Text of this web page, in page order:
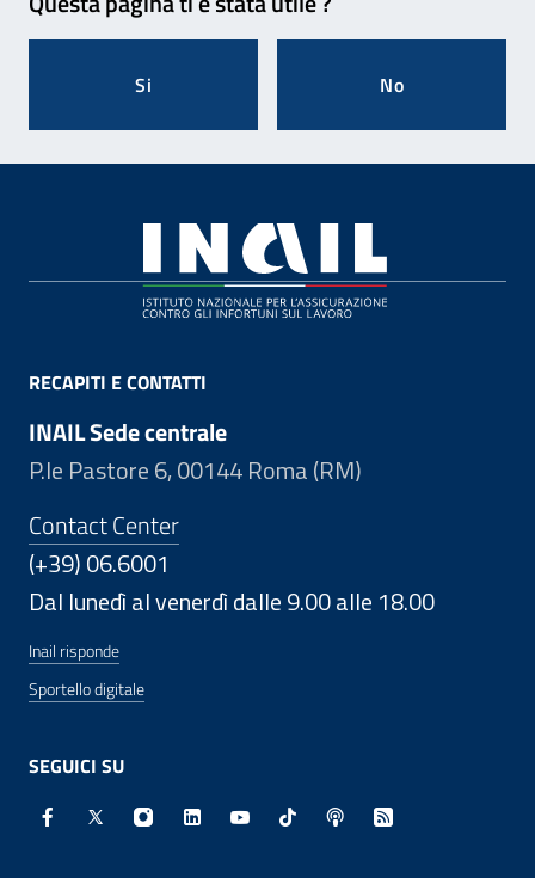
Si No
RECAPITI E CONTATTI
INAIL Sede centrale
P.le Pastore 6, 00144 Roma (RM)
Contact Center
(+39) 06.6001
Dal lunedì al venerdì dalle 9.00 alle 18.00
Inail risponde
Sportello digitale
SEGUICI SU
Facebook - Sito esterno - Apertura in nuova finestra
X - Sito esterno - Apertura in nuova finestra
Instagram - Sito esterno - Apertura in
Linkedin - Sito esterno - Apertura in
Youtube - Sito esterno -
TikTok - Sito esterno -
Spreaker - Sito
Feed RSS -